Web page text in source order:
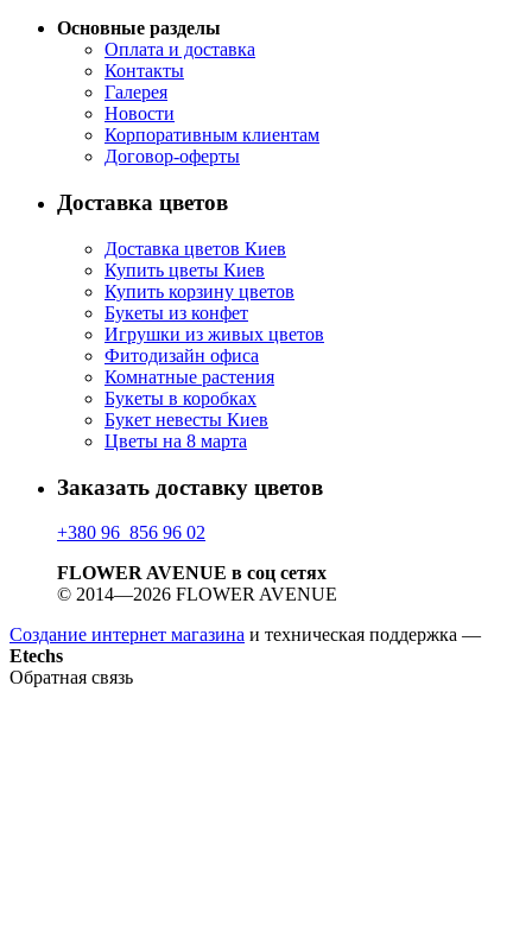
Основные разделы
Оплата и доставка
Контакты
Галерея
Новости
Корпоративным клиентам
Договор-оферты
Доставка цветов
Доставка цветов Киев
Купить цветы Киев
Купить корзину цветов
Букеты из конфет
Игрушки из живых цветов
Фитодизайн офиса
Комнатные растения
Букеты в коробках
Букет невесты Киев
Цветы на 8 марта
Заказать доставку цветов
+380 96 856 96 02
FLOWER AVENUE в соц сетях
© 2014—2026 FLOWER AVENUE
Создание интернет магазина и техническая поддержка —
Etechs
Обратная связь